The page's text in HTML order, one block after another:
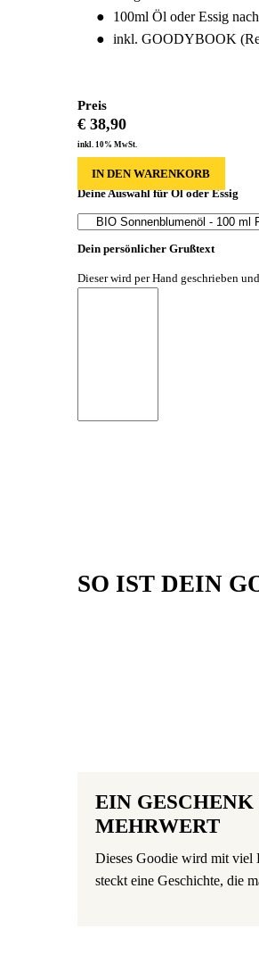
100ml Öl oder Essig
inkl. GOODYBOOK
Preis
€ 38,90
inkl. 10% MwSt.
IN DEN WARENKORB
Deine Auswahl für Öl oder Essig
Dein persönlicher Grußtext
Dieser wird per Hand geschrieben
SO IST DEIN
EIN
MEHRWERT
Dieses Goodie wird mit viel
steckt eine Geschichte, die